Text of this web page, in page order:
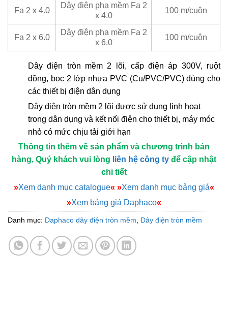
Fa 2 x 4.0
Dây điện pha mềm Fa 2
x 4.0
100 m/cuộn
Fa 2 x 6.0
Dây điện pha mềm Fa 2
x 6.0
100 m/cuộn
Dây điện tròn mềm 2 lõi, cấp điện áp 300V, ruột
đồng, bọc 2 lớp nhựa PVC (Cu/PVC/PVC) dùng cho
các thiết bị điện dân dụng
Dây điện tròn mềm 2 lõi được sử dụng linh hoạt
trong dân dụng và kết nối điện cho thiết bị, máy móc
nhỏ có mức chịu tải giới hạn
Thông tin thêm về sản phẩm và chương trình bán
hàng, Quý khách vui lòng liên hệ công ty để cập nhật
chi tiết
»Xem danh mục catalogue« »Xem danh mục bảng giá«
»Xem bảng giá Daphaco«
Danh mục: Daphaco dây điện tròn mềm Dây điện tròn mềm